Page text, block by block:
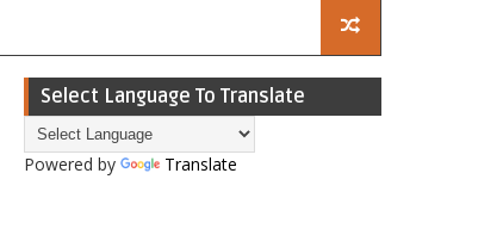
Select Language To Translate
Powered by Translate